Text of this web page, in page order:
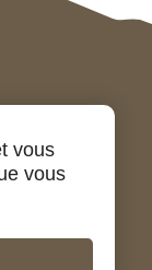
vous
vous